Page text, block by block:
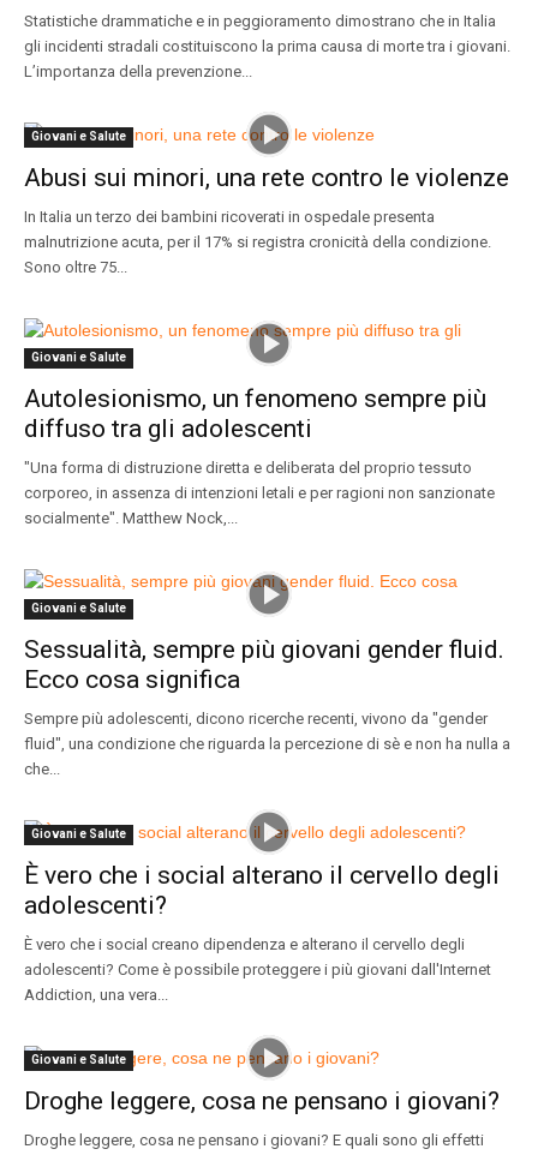
Statistiche drammatiche e in peggioramento dimostrano che in Italia
gli incidenti stradali costituiscono la prima causa di morte tra i giovani.
L’importanza della prevenzione...
Giovani e Salute
Abusi sui minori, una rete contro le violenze
In Italia un terzo dei bambini ricoverati in ospedale presenta
malnutrizione acuta, per il 17% si registra cronicità della condizione.
Sono oltre 75...
Giovani e Salute
Autolesionismo, un fenomeno sempre più
diffuso tra gli adolescenti
"Una forma di distruzione diretta e deliberata del proprio tessuto
corporeo, in assenza di intenzioni letali e per ragioni non sanzionate
socialmente". Matthew Nock,...
Giovani e Salute
Sessualità, sempre più giovani gender fluid.
Ecco cosa significa
Sempre più adolescenti, dicono ricerche recenti, vivono da "gender
fluid", una condizione che riguarda la percezione di sè e non ha nulla a
che...
Giovani e Salute
È vero che i social alterano il cervello degli
adolescenti?
È vero che i social creano dipendenza e alterano il cervello degli
adolescenti? Come è possibile proteggere i più giovani dall'Internet
Addiction, una vera...
Giovani e Salute
Droghe leggere, cosa ne pensano i giovani?
Droghe leggere, cosa ne pensano i giovani? E quali sono gli effetti